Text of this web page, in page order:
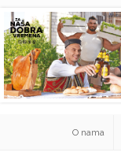
O nama